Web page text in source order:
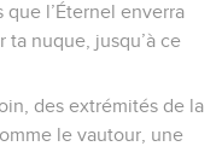
l’Éternel enverra
nuque, jusqu’à ce
des extrémités de la
le vautour, une